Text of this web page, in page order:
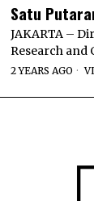
Satu
JAKARTA –
Research and
2 YEARS AGO